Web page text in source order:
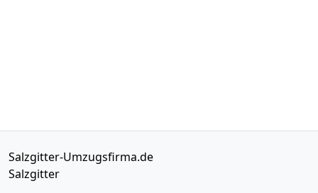
Salzgitter-Umzugsfirma.de
Salzgitter